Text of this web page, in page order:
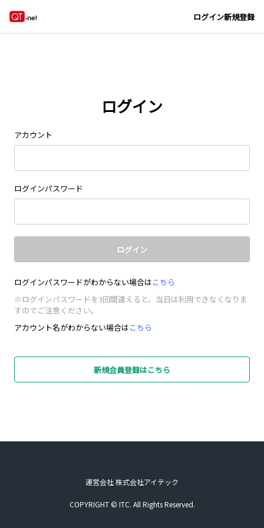
ログイン新規登録
ログイン
アカウント
ログインパスワード
ログイン
ログインパスワードがわからない場合はこちら
※ログインパスワードを3回間違えると、当日は利用できなくなりま
すのでご注意ください。
アカウント名がわからない場合はこちら
新規会員登録はこちら
運営会社 株式会社アイテック
COPYRIGHT © ITC. All Rights Reserved.